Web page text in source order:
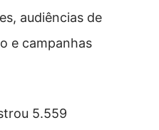
audiências de
e campanhas
5.559